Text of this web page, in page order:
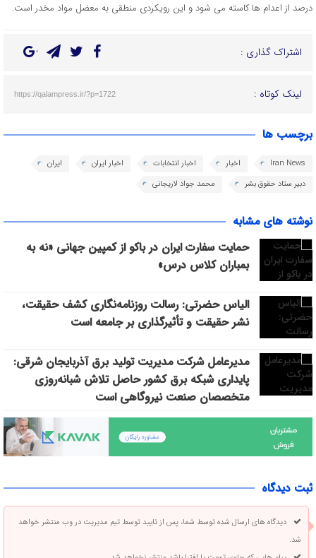
درصد از اعدام ها کاسته می شود و این رویکردی منطقی به معضل مواد مخدر است.
اشتراک گذاری :
لینک کوتاه : https://qalampress.ir/?p=1722
برچسب ها
Iran News اخبار اخبار انتخابات اخبار ایران
ایران
دبیر ستاد حقوق بشر
محمد جواد لاریجانی
نوشته های مشابه
حمایت سفارت ایران در باکو از کمپین جهانی «نه به
بمباران کلاس درس»
الیاس حضرتی: رسالت روزنامه‌نگاری کشف حقیقت،
نشر حقیقت و تأثیرگذاری بر جامعه است
مدیرعامل شرکت مدیریت تولید برق آذربایجان شرقی:
پایداری شبکه برق کشور حاصل تلاش شبانه‌روزی
متخصصان صنعت نیروگاهی است
ثبت دیدگاه
دیدگاه های ارسال شده توسط شما، پس از تایید توسط تیم مدیریت در وب منتشر خواهد
شد.